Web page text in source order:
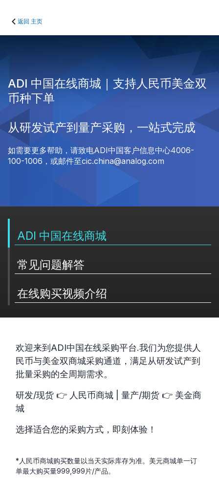
返回 主页
ADI 中国在线商城｜支持人民币美金双
币种下单
从研发试产到量产采购，一站式完成
如需要更多帮助，请致电ADI中国客户信息中心4006-
100-1006，或邮件至cic.china@analog.com
ADI 中国在线商城
常见问题解答
在线购买视频介绍
欢迎来到ADI中国在线采购平台.我们为您提供人
民币与美金双商城采购通道，满足从研发试产到
批量采购的全周期需求。
研发/现货 👉 人民币商城 | 量产/期货 👉 美金商
城
选择适合您的采购方式，即刻体验！
*人民币商城购买数量以当天实际库存为准。美元商城单一订
单最大购买量999,999片/产品。